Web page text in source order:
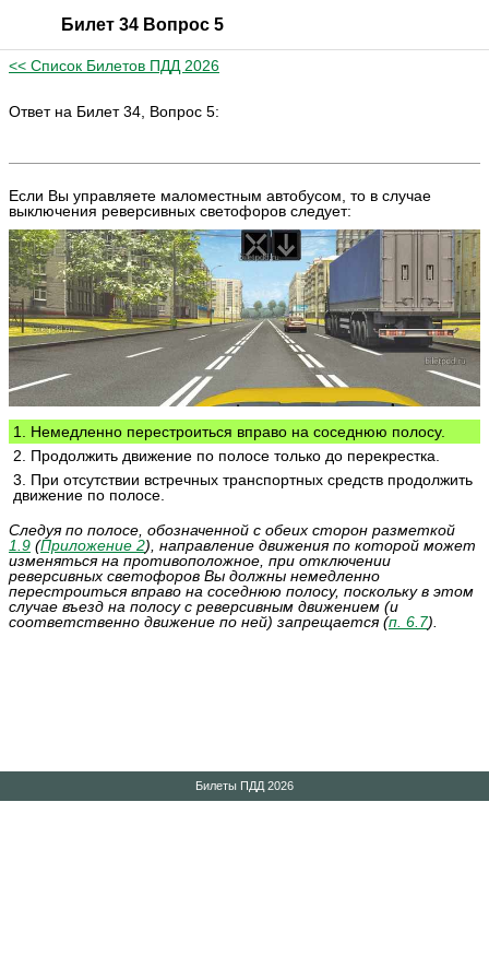
Билет 34 Вопрос 5
<< Список Билетов ПДД 2026
Ответ на Билет 34, Вопрос 5:
Если Вы управляете маломестным автобусом, то в случае
выключения реверсивных светофоров следует:
1. Немедленно перестроиться вправо на соседнюю полосу.
2. Продолжить движение по полосе только до перекрестка.
3. При отсутствии встречных транспортных средств продолжить
движение по полосе.
Следуя по полосе, обозначенной с обеих сторон разметкой
1.9 (Приложение 2), направление движения по которой может
изменяться на противоположное, при отключении
реверсивных светофоров Вы должны немедленно
перестроиться вправо на соседнюю полосу, поскольку в этом
случае въезд на полосу с реверсивным движением (и
соответственно движение по ней) запрещается (п. 6.7).
Билеты ПДД 2026